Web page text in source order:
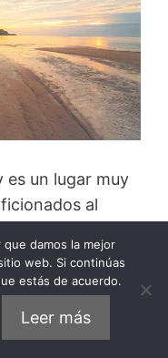
es un lugar muy
al
hay varias
damos la mejor
web. Si continúas
estás de acuerdo.
Leer más